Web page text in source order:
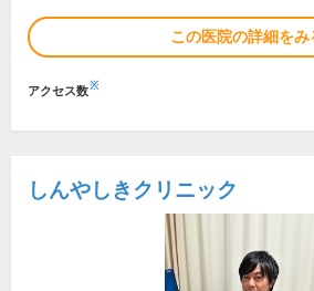
この医院の詳細をみ
アクセス数※
しんやしきクリニック